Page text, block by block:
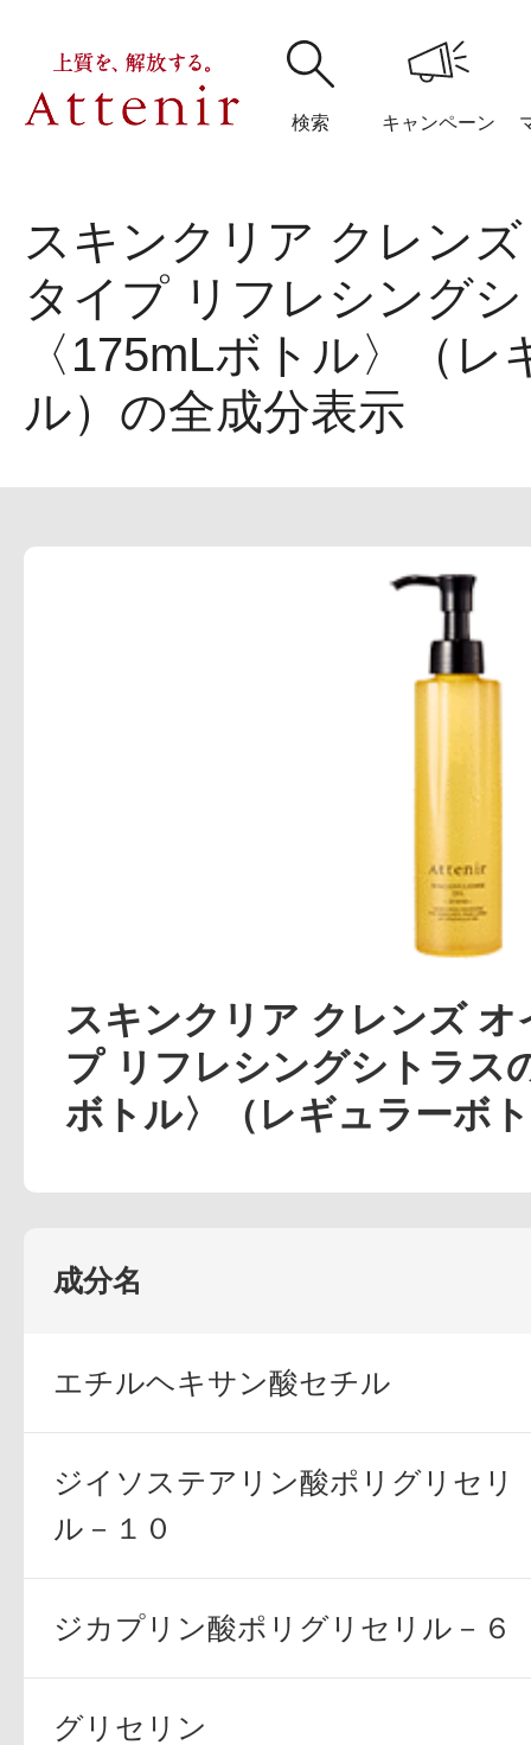
検索 キャンペーン
購入履歴 閲覧履
アテニア
アテニアの「
お友達紹介サ
定期お届けサ
ドレススノー
ドレスリフト
スキンクリア クレン
タイプ リフレシング
〈175mLボトル〉（
ル）の全成分表示
スキンクリア クレンズ
プ リフレシングシトラス
ボトル〉（レギュラーボ
成分名
エチルヘキサン酸セチル
ジイソステアリン酸ポリグリセリ
ル－１０
ジカプリン酸ポリグリセリル－６
グリセリン